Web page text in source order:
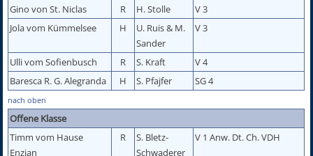
Gino von St. Niclas R H. Stolle
V 3
Jola vom Kümmelsee
H
U. Ruis & M.
Sander
V 3
Ulli vom Sofienbusch R S. Kraft
V 4
Baresca R. G. Alegranda
H S. Pfajfer SG 4
nach oben
Offene Klasse
Timm vom Hause
Enzian
R
S. Bletz-
Schwaderer
V 1 Anw. Dt. Ch. VDH